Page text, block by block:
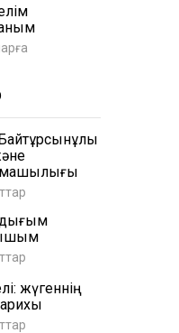
жүгеннің